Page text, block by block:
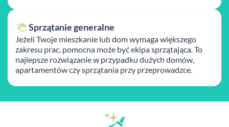
Sprzątanie generalne
Jeżeli Twoje mieszkanie lub dom wymaga większego
zakresu prac, pomocna może być ekipa sprzątająca. To
najlepsze rozwiązanie w przypadku dużych domów,
apartamentów czy sprzątania przy przeprowadzce.